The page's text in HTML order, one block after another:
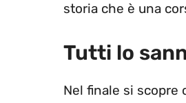
storia che è una
Tutti lo
Nel finale si scopre